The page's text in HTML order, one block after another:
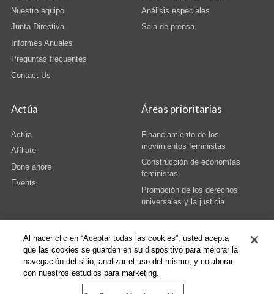
Nuestro equipo
Junta Directiva
Informes Anuales
Preguntas frecuentes
Contact Us
Análisis especiales
Sala de prensa
Actúa
Actúa
Afíliate
Done ahore
Events
Áreas prioritarias
Financiamiento de los
movimientos feministas
Construcción de economías
feministas
Promoción de los derechos
universales y la justicia
© Copyright AWID 2026. All rights reserved.Terms & Conditions
Al hacer clic en “Aceptar todas las cookies”, usted acepta
que las cookies se guarden en su dispositivo para mejorar la
navegación del sitio, analizar el uso del mismo, y colaborar
con nuestros estudios para marketing.